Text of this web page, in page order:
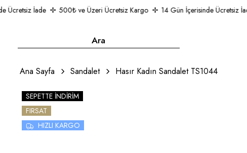
İade 500₺ ve Üzeri Ücretsiz Kargo 14 Gün İçerisinde Ücretsiz İade
Ana Sayfa Sandalet Hasır Kadın Sandalet TS1044
SEPETTE İNDIRIM
FIRSAT
HIZLI KARGO